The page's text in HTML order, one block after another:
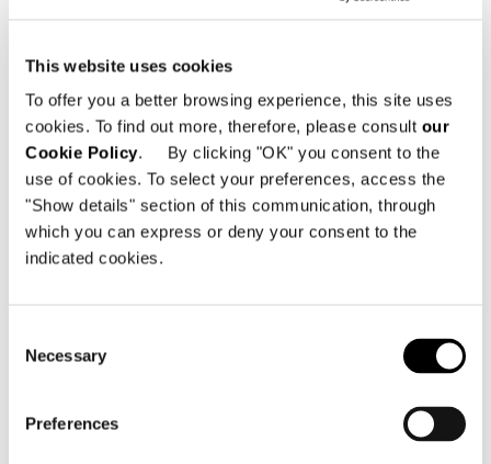
This website uses cookies
To offer you a better browsing experience, this site uses
cookies. To find out more, therefore, please consult our
Cookie Policy. By clicking "OK" you consent to the
use of cookies. To select your preferences, access the
"Show details" section of this communication, through
which you can express or deny your consent to the
indicated cookies.
Selection
Necessary
Preferences
"DINING" PETIT FAUTEUIL